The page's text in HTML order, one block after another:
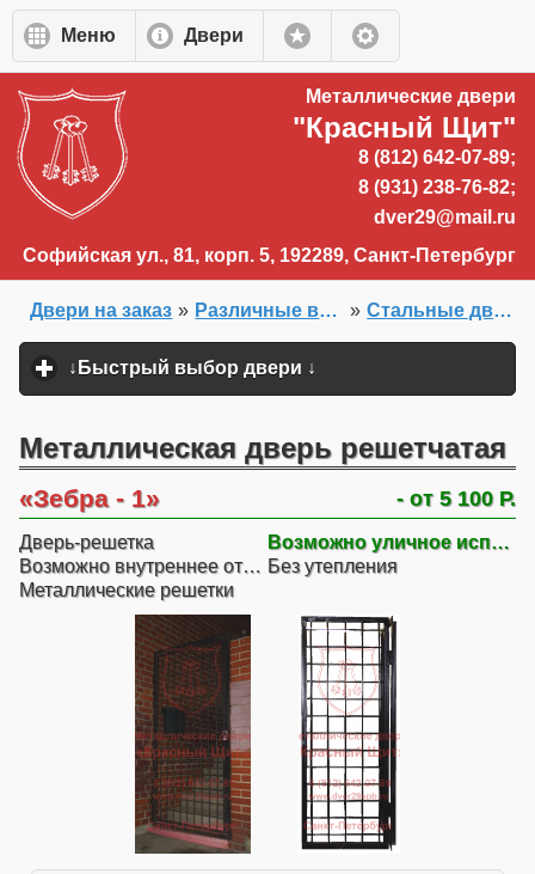
Перейти к основному содержанию
Меню
Двери
Металлические двери
"Красный Щит"
8 (812) 642-07-89;
8 (931) 238-76-82;
dver29@mail.ru
Софийская ул., 81, корп. 5, 192289, Санкт-Петербург
Стальные двери-решетки
»
Различные виды ворот и двери-решетки
»
Двери на заказ
↓Быстрый выбор двери ↓
Металлическая дверь решетчатая
Зебра - 1 - от 5 100 Р.
Дверь-решетка
Возможно уличное исполнение
Возможно внутреннее открывание Без утепления
Металлические решетки